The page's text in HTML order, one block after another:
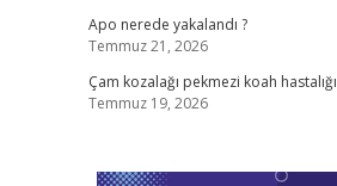
Apo nerede yakalandı ?
Temmuz 21, 2026
Çam kozalağı pekmezi koah
Temmuz 19, 2026